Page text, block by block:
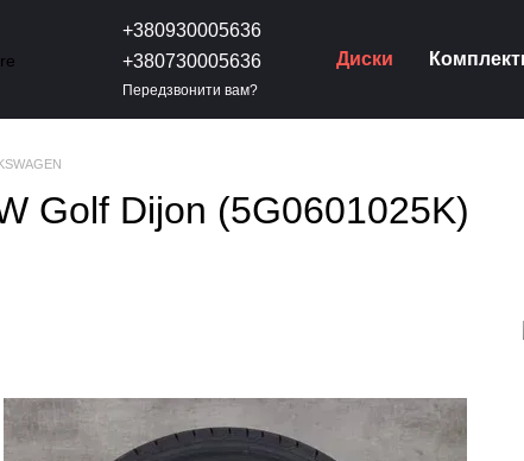
+380930005636
+380730005636
Передзвонити вам?
Диски
Golf Dijon (5G0601025K)